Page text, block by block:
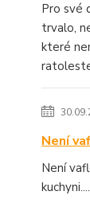
Pro své
trvalo,
které
Není
Není